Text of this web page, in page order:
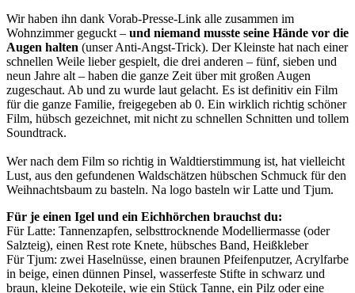
Wir haben ihn dank Vorab-Presse-Link alle zusammen im
Wohnzimmer geguckt – und niemand musste seine Hände vor die
Augen halten (unser Anti-Angst-Trick). Der Kleinste hat nach einer
schnellen Weile lieber gespielt, die drei anderen – fünf, sieben und
neun Jahre alt – haben die ganze Zeit über mit großen Augen
zugeschaut. Ab und zu wurde laut gelacht. Es ist definitiv ein Film
für die ganze Familie, freigegeben ab 0. Ein wirklich richtig schöner
Film, hübsch gezeichnet, mit nicht zu schnellen Schnitten und tollem
Soundtrack.
Wer nach dem Film so richtig in Waldtierstimmung ist, hat vielleicht
Lust, aus den gefundenen Waldschätzen hübschen Schmuck für den
Weihnachtsbaum zu basteln. Na logo basteln wir Latte und Tjum.
Für je einen Igel und ein Eichhörchen brauchst du:
Für Latte: Tannenzapfen, selbsttrocknende Modelliermasse (oder
Salzteig), einen Rest rote Knete, hübsches Band, Heißkleber
Für Tjum: zwei Haselnüsse, einen braunen Pfeifenputzer, Acrylfarbe
in beige, einen dünnen Pinsel, wasserfeste Stifte in schwarz und
braun, kleine Dekoteile, wie ein Stück Tanne, ein Pilz oder eine